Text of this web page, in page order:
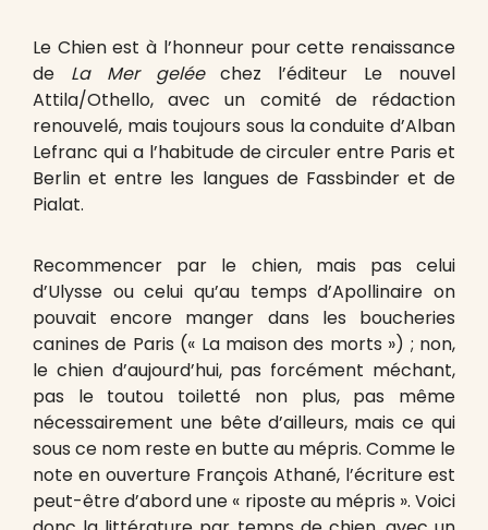
Le Chien est à l’honneur pour cette renaissance
de La Mer geléechez l’éditeur Le nouvel
Attila/Othello, avec un comité de rédaction
renouvelé, mais toujours sous la conduite d’Alban
Lefranc qui a l’habitude de circuler entre Paris et
Berlin et entre les langues de Fassbinder et de
Pialat.
Recommencer par le chien, mais pas celui
d’Ulysse ou celui qu’au temps d’Apollinaire on
pouvait encore manger dans les boucheries
canines de Paris (« La maison des morts ») ; non,
le chien d’aujourd’hui, pas forcément méchant,
pas le toutou toiletté non plus, pas même
nécessairement une bête d’ailleurs, mais ce qui
sous ce nom reste en butte au mépris. Comme le
note en ouverture François Athané, l’écriture est
peut-être d’abord une « riposte au mépris ». Voici